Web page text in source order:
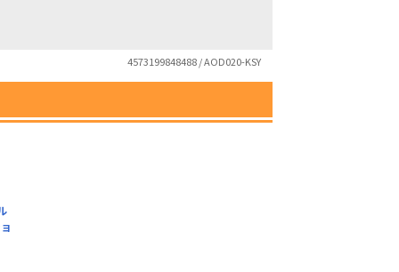
4573199848488 / AOD020-KSY